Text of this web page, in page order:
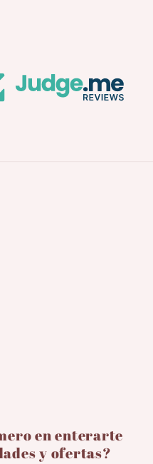
en enterarte
y ofertas?